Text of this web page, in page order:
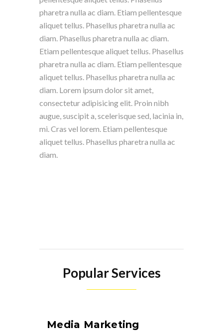
pharetra nulla ac diam. Etiam pellentesque
aliquet tellus. Phasellus pharetra nulla ac
diam. Phasellus pharetra nulla ac diam.
Etiam pellentesque aliquet tellus. Phasellus
pharetra nulla ac diam. Etiam pellentesque
aliquet tellus. Phasellus pharetra nulla ac
diam. Lorem ipsum dolor sit amet,
consectetur adipisicing elit. Proin nibh
augue, suscipit a, scelerisque sed, lacinia in,
mi. Cras vel lorem. Etiam pellentesque
aliquet tellus. Phasellus pharetra nulla ac
diam.
Popular Services
Media Marketing